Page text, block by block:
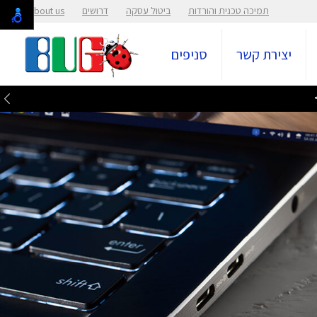
תמיכה טכנית והורדות ביטול עסקה דרושים About us
יצירת קשר סניפים